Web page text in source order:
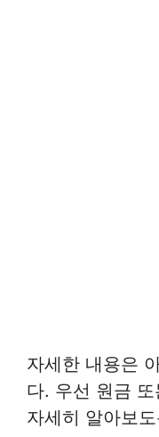
자세한 내용은
다. 우선 원금
자세히 알아보